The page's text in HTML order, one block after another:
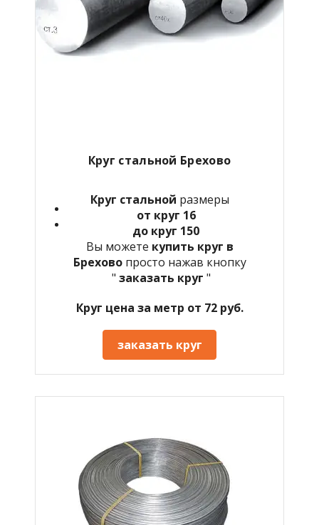
Круг стальной Брехово
Круг стальной размеры
от круг 16
до круг 150
Вы можете купить круг в
Брехово просто нажав кнопку
" заказать круг "
Круг цена за метр от 72 руб.
заказать круг